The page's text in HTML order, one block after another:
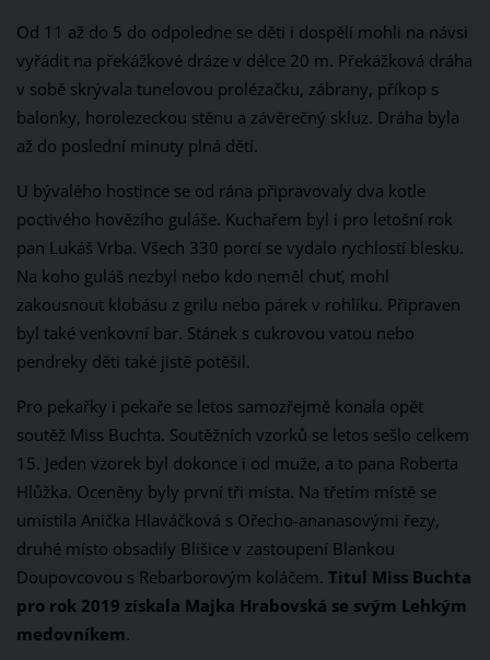
Od 11 až do 5 do odpoledne se děti i dospělí mohli na návsi
vyřádit na překážkové dráze v délce 20 m. Překážková dráha
v sobě skrývala tunelovou prolézačku, zábrany, příkop s
balonky, horolezeckou stěnu a závěrečný skluz. Dráha byla
až do poslední minuty plná dětí.
U bývalého hostince se od rána připravovaly dva kotle
poctivého hovězího guláše. Kuchařem byl i pro letošní rok
pan Lukáš Vrba. Všech 330 porcí se vydalo rychlostí blesku.
Na koho guláš nezbyl nebo kdo neměl chuť, mohl
zakousnout klobásu z grilu nebo párek v rohlíku. Připraven
byl také venkovní bar. Stánek s cukrovou vatou nebo
pendreky děti také jistě potěšil.
Pro pekařky i pekaře se letos samozřejmě konala opět
soutěž Miss Buchta. Soutěžních vzorků se letos sešlo celkem
15. Jeden vzorek byl dokonce i od muže, a to pana Roberta
Hlůžka. Oceněny byly první tři místa. Na třetím místě se
umístila Anička Hlaváčková s Ořecho-ananasovými řezy,
druhé místo obsadily Blišice v zastoupení Blankou
Doupovcovou s Rebarborovým koláčem. Titul Miss Buchta
pro rok 2019 získala Majka Hrabovská se svým Lehkým
medovníkem.